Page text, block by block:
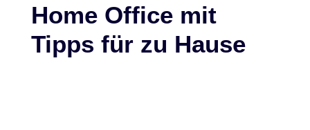
Home Office mit
Tipps für zu Hause